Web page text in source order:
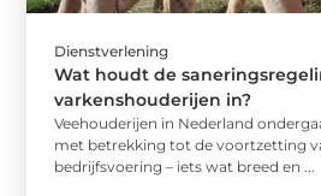
Dienstverlening
Wat houdt de
varkenshouderijen in?
Veehouderijen in Nederland
met betrekking tot de voortzetting
bedrijfsvoering – iets wat breed en ...